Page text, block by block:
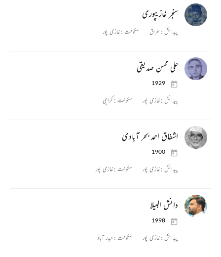
سنجر غازیپوری
پیدائش : عراق سکونت :غازی پور
علی محسن صدیقی
1929
پیدائش :غازی پور سکونت :کراچی
اشفاق احمد بحر آبادی
1900
پیدائش :غازی پور سکونت :غازی پور
دانش البیلا
1998
پیدائش :غازی پور سکونت :حیدر آباد